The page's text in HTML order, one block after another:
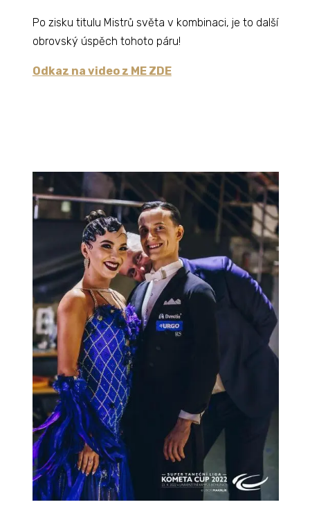
Po zisku titulu Mistrů světa v kombinaci, je to další
obrovský úspěch tohoto páru!
Odkaz na video z ME ZDE